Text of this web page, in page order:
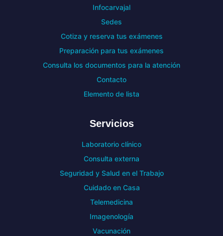
Infocarvajal
Sedes
Cotiza y reserva tus exámenes
Preparación para tus exámenes
Consulta los documentos para la atención
Contacto
Elemento de lista
Servicios
Laboratorio clínico
Consulta externa
Seguridad y Salud en el Trabajo
Cuidado en Casa
Telemedicina
Imagenología
Vacunación